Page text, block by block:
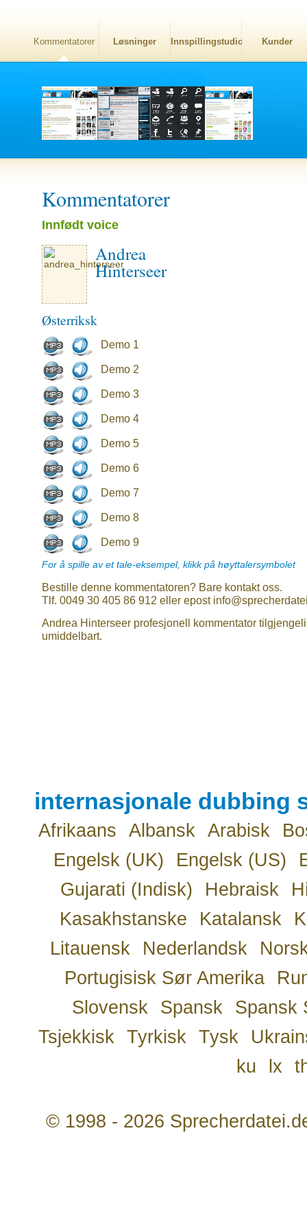
Kommentatorer Løsninger Innspillingstudio Kunder
Kommentatorer
Innfødt voice
Andrea
Hinterseer
Østerriksk
Demo 1
Demo 2
Demo 3
Demo 4
Demo 5
Demo 6
Demo 7
Demo 8
Demo 9
For å spille av et tale-eksempel, klikk på høyttalersymbolet
Bestille denne kommentatoren? Bare kontakt oss.
Tlf. 0049 30 405 86 912 eller epost
Andrea Hinterseer profesjonell kommentator
umiddelbart.
internasjonale dubbing
Afrikaans Albansk Arabisk
Engelsk (UK)
Engelsk (US)
Gujarati (Indisk)
Hebraisk
Kasakhstanske
Katalansk
Litauensk
Nederlandsk
Portugisisk Sør Amerika
Slovensk
Spansk
Spansk
Tsjekkisk
Tyrkisk Tysk
ku
lx
© 1998 - 2026